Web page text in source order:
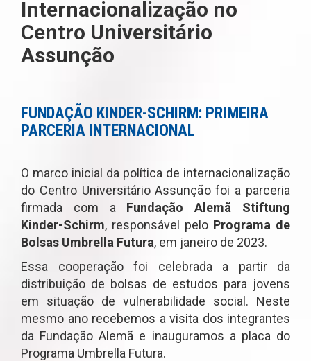
Internacionalização no
Centro Universitário
Assunção
FUNDAÇÃO KINDER-SCHIRM: PRIMEIRA
PARCERIA INTERNACIONAL
O marco inicial da política de internacionalização
do Centro Universitário Assunção foi a parceria
firmada com a Fundação Alemã Stiftung
Kinder-Schirm, responsável pelo Programa de
Bolsas Umbrella Futura, em janeiro de 2023.
Essa cooperação foi celebrada a partir da
distribuição de bolsas de estudos para jovens
em situação de vulnerabilidade social. Neste
mesmo ano recebemos a visita dos integrantes
da Fundação Alemã e inauguramos a placa do
Programa Umbrella Futura.